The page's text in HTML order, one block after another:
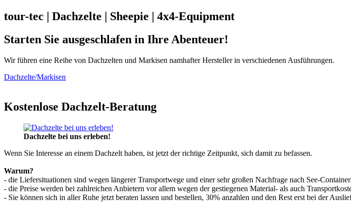
tour-tec | Dachzelte | Sheepie | 4x4-Equipment
Starten Sie ausgeschlafen in Ihre Abenteuer!
Wir führen eine Reihe von Dachzelten und Markisen namhafter Hersteller in verschiedenen Ausführungen.
Dachzelte/Markisen
Kostenlose Dachzelt-Beratung
Dachzelte bei uns erleben!
Wenn Sie Interesse an einem Dachzelt haben, ist jetzt der richtige Zeitpunkt, sich damit zu befassen.
Warum?
- die Liefersituationen sind wegen längerer Transportwege und einer sehr großen Nachfrage nach See-
- die Preise werden bei zahlreichen Anbietern vor allem wegen der gestiegenen Material- als auch
- Sie können sich in aller Ruhe jetzt beraten lassen und bestellen, 30% anzahlen und den Rest erst bei der